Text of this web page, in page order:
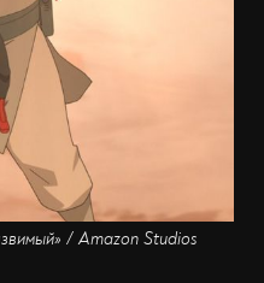
/ Amazon Studios